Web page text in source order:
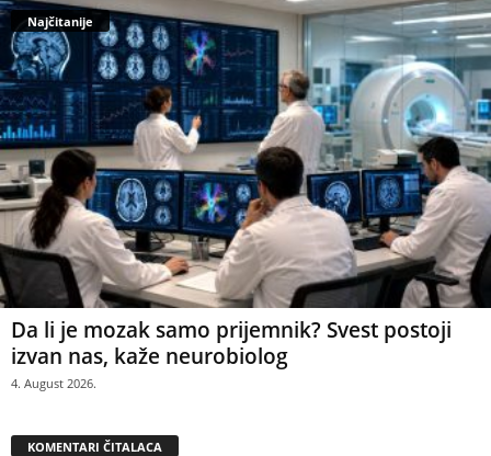
Najčitanije
Da li je mozak samo prijemnik? Svest postoji
izvan nas, kaže neurobiolog
4. August 2026.
KOMENTARI ČITALACA